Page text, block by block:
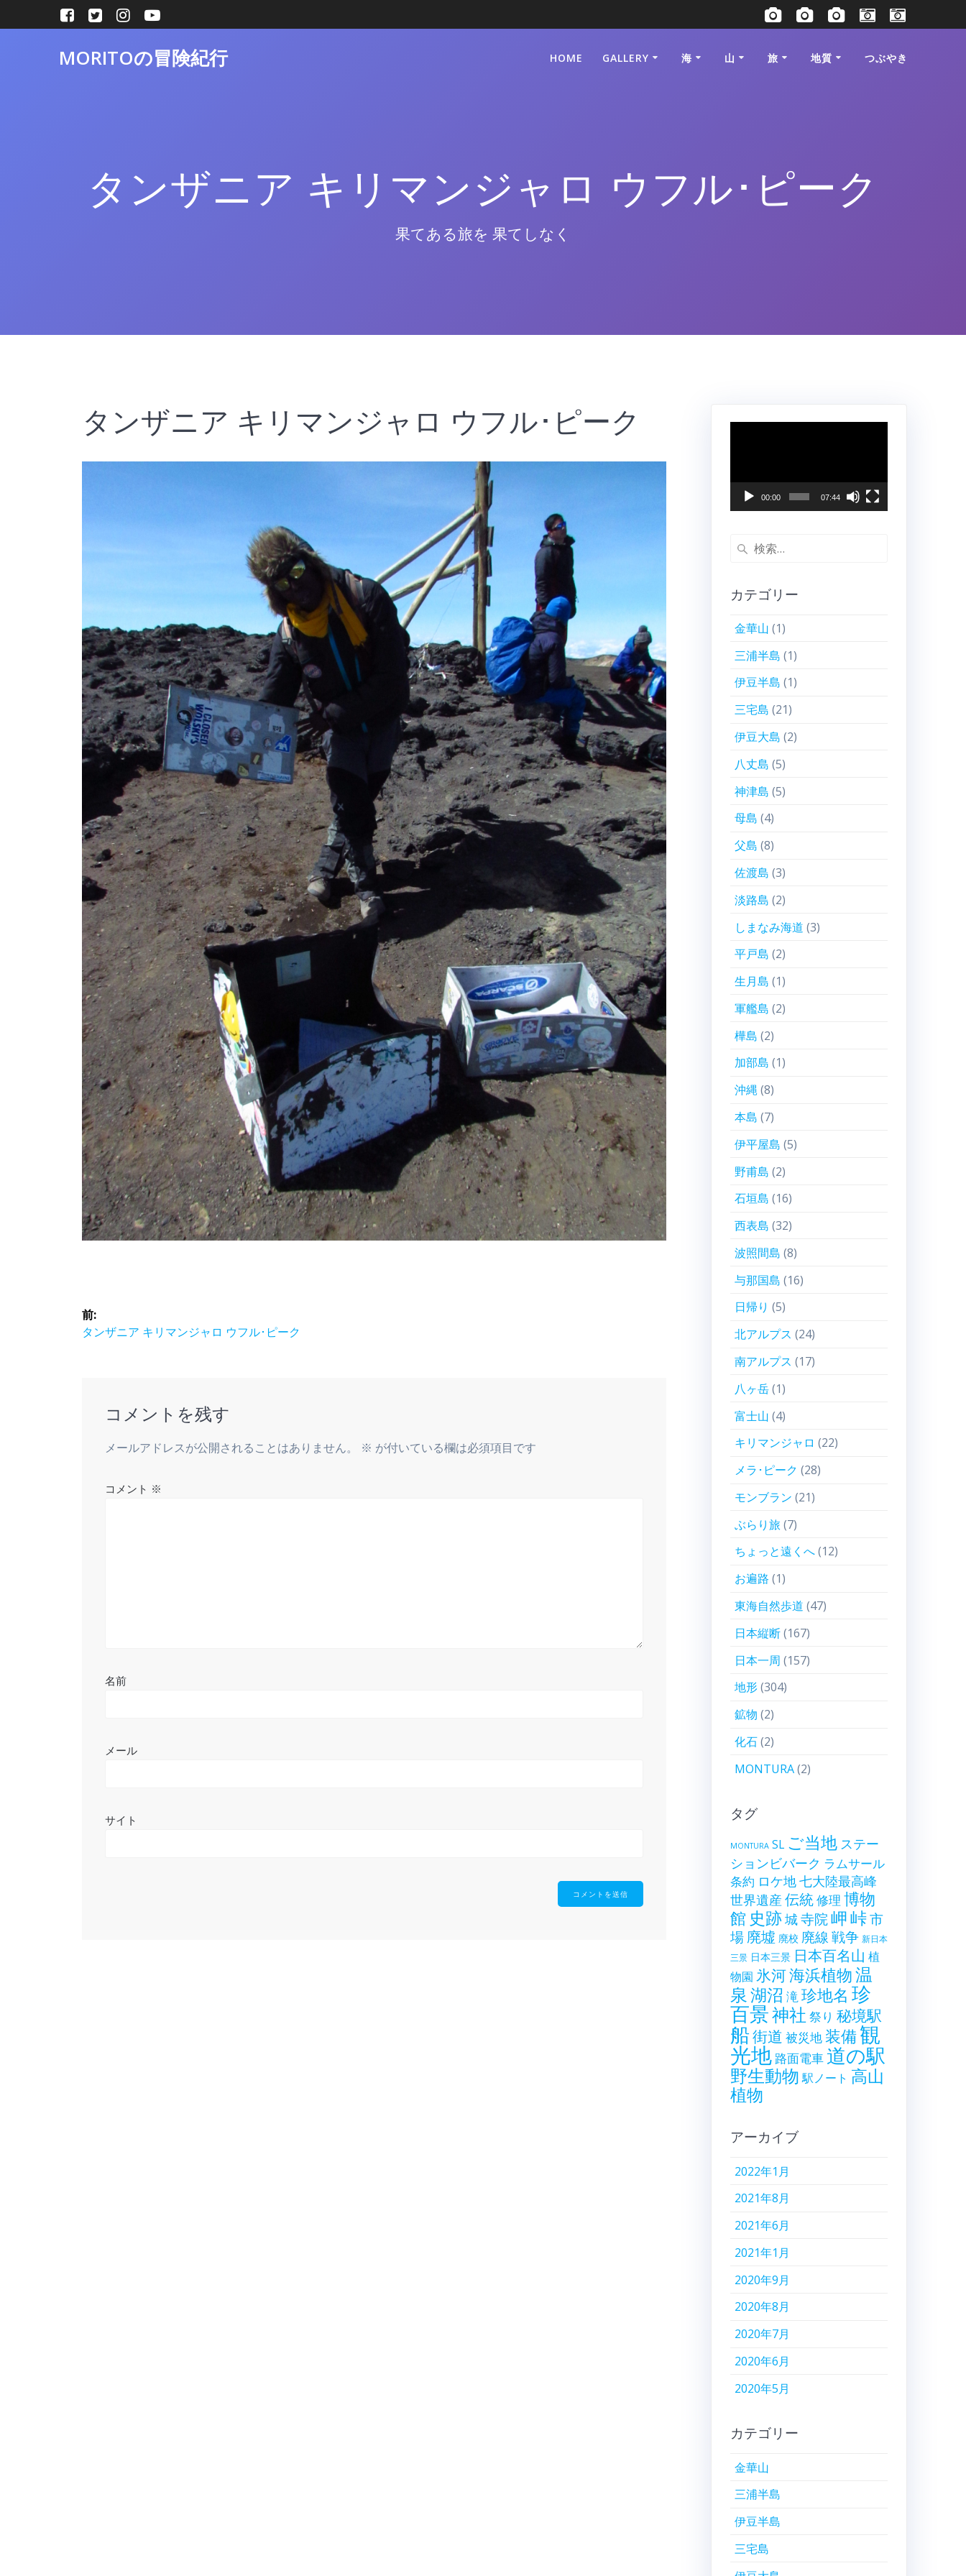
ン
MORITOの冒険紀行 HOME GALLERY 海 山 旅 地質 つぶやき
タンザニア キリマンジャロ ウフル･ピーク
果てある旅を 果てしなく
タンザニア キリマンジャロ ウフル･ピーク
投
稿
前:
前
タンザニア キリマンジャロ ウフル･ピーク
コメントを残す
メールアドレスが公開されることはありません。 ※ が付いている欄は必須項目です
コメント ※
名前
メール
サイト
レ
ヤ
00:00 07:44
検
カテゴリー
金華山 (1)
三浦半島 (1)
伊豆半島 (1)
三宅島 (21)
伊豆大島 (2)
八丈島 (5)
神津島 (5)
母島 (4)
父島 (8)
佐渡島 (3)
淡路島 (2)
しまなみ海道 (3)
平戸島 (2)
生月島 (1)
軍艦島 (2)
樺島 (2)
加部島 (1)
沖縄(8)
本島 (7)
伊平屋島 (5)
野甫島 (2)
石垣島 (16)
西表島 (32)
波照間島 (8)
与那国島 (16)
日帰り (5)
北アルプス (24)
南アルプス (17)
八ヶ岳(1)
富士山 (4)
キリマンジャロ (22)
メラ･ピーク (28)
モンブラン (21)
ぶらり旅 (7)
ちょっと遠くへ(12)
お遍路 (1)
東海自然歩道 (47)
日本縦断(167)
日本一周 (157)
地形(304)
鉱物 (2)
化石(2)
MONTURA(2)
タグ
MONTURA SL ご当地 ステー
ションビバーク ラムサール
条約 ロケ地七大陸最高峰
世界遺産 伝統修理 博物
館 史跡城寺院岬峠市
場 廃墟 廃校 廃線戦争 新日本
三景 日本三景 日本百名山 植
物園 氷河海浜植物温
泉湖沼 滝珍地名 珍
百景神社 祭り 秘境駅
船街道 被災地装備観
光地 路面電車道の駅
野生動物 駅ノート 高山
植物
アーカイブ
2022年1月
2021年8月
2021年6月
2021年1月
2020年9月
2020年8月
2020年7月
2020年6月
2020年5月
カテゴリー
金華山
三浦半島
伊豆半島
三宅島